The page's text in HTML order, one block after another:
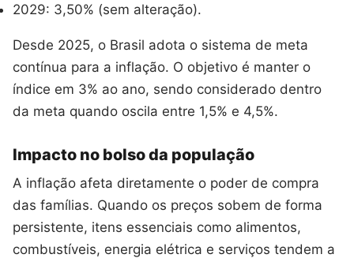
2029: 3,50% (sem alteração).
Desde 2025, o Brasil adota o sistema de meta
contínua para a inflação. O objetivo é manter o
índice em 3% ao ano, sendo considerado dentro
da meta quando oscila entre 1,5% e 4,5%.
Impacto no bolso da população
A inflação afeta diretamente o poder de compra
das famílias. Quando os preços sobem de forma
persistente, itens essenciais como alimentos,
combustíveis, energia elétrica e serviços tendem a